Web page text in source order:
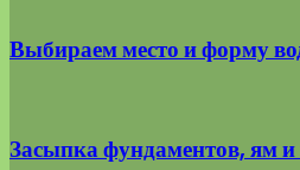
Выбираем место и форму
Засыпка фундаментов, ям